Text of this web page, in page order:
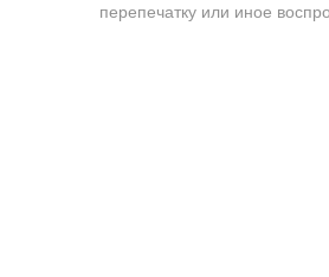
перепечатку или иное